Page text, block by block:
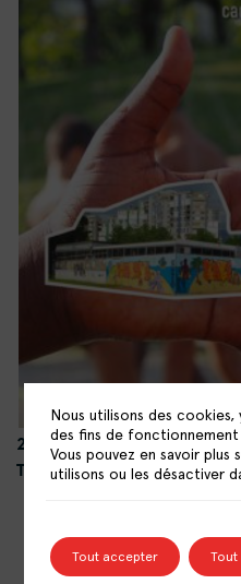
2025
Texte imprimé
Nous utilisons des
des fins de fonctionnement
Vous pouvez en savoir plus
utilisons ou les désactiver
Tout accepter